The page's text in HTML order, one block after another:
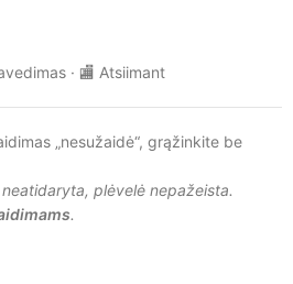
· 🏬 Atsiimant
„nesužaidė“, grąžinkite be
plėvelė nepažeista.
.